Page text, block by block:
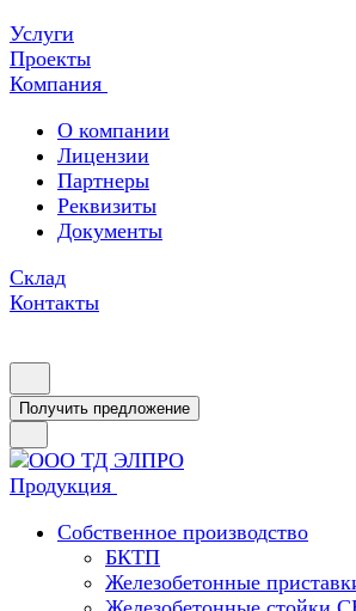
Услуги
Проекты
Компания
О компании
Лицензии
Партнеры
Реквизиты
Документы
Склад
Контакты
Получить предложение
Продукция
Собственное производство
БКТП
Железобетонные